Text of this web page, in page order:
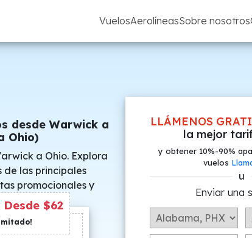
VuelosAerolíneasSobre nosotros
desde Warwick a
Ohio)
a Ohio. Explora
de las principales
promocionales y
Desde $62
LLÁMENOS
la mejor
y obtener 10%-90%
vuelos
u
Enviar una